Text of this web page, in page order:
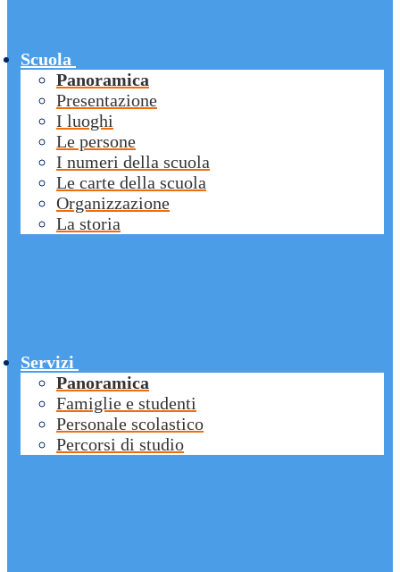
Scuola
Panoramica
Presentazione
I luoghi
Le persone
I numeri della scuola
Le carte della scuola
Organizzazione
La storia
Servizi
Panoramica
Famiglie e studenti
Personale scolastico
Percorsi di studio